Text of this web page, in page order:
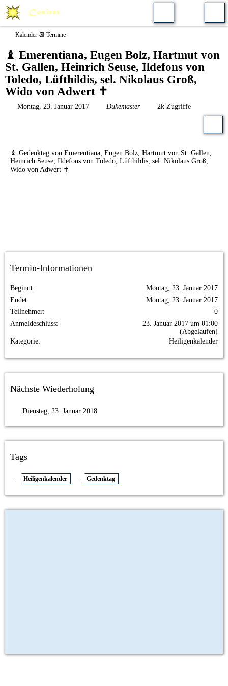
Kalender 📆 Termine
♝ Emerentiana, Eugen Bolz, Hartmut von
St. Gallen, Heinrich Seuse, Ildefons von
Toledo, Lüfthildis, sel. Nikolaus Groß,
Wido von Adwert ✝️
Montag, 23. Januar 2017 Dukemaster 2k Zugriffe
♝ Gedenktag von Emerentiana, Eugen Bolz, Hartmut von St. Gallen,
Heinrich Seuse, Ildefons von Toledo, Lüfthildis, sel. Nikolaus Groß,
Wido von Adwert ✝️
Termin-Informationen
Beginnt
Montag, 23. Januar 2017
Endet
Montag, 23. Januar 2017
Teilnehmer
0
Anmeldeschluss
23. Januar 2017 um 01:00
(Abgelaufen)
Kategorie
Heiligenkalender
Nächste Wiederholung
Dienstag, 23. Januar 2018
Tags
Heiligenkalender Gedenktag